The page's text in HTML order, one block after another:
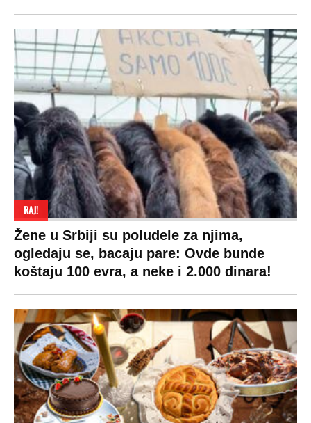
RAJ!
Žene u Srbiji su poludele za njima,
ogledaju se, bacaju pare: Ovde bunde
koštaju 100 evra, a neke i 2.000 dinara!